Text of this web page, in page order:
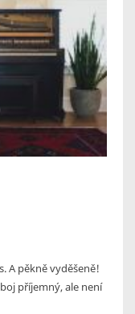
A pěkně vyděšeně!
příjemný, ale není